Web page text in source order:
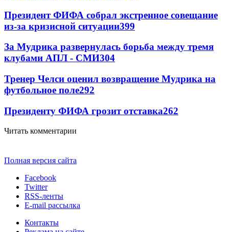
Президент ФИФА собрал экстренное совещание
из-за кризисной ситуации399
За Мудрика развернулась борьба между тремя
клубами АПЛ - СМИ304
Тренер Челси оценил возвращение Мудрика на
футбольное поле292
Президенту ФИФА грозит отставка262
Читать комментарии
Полная версия сайта
Facebook
Twitter
RSS-ленты
E-mail рассылка
Контакты